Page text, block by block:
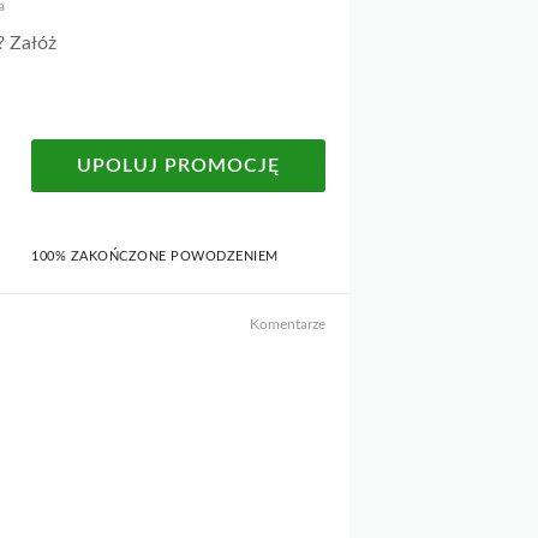
Załóż
UPOLUJ PROMOCJĘ
100% ZAKOŃCZONE POWODZENIEM
Komentarze